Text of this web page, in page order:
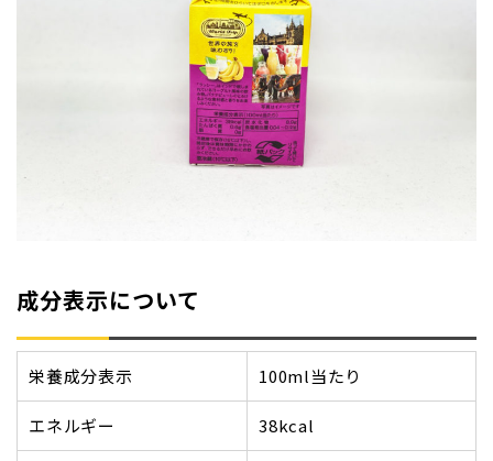
成分表示について
栄養成分表示 100ml当たり
エネルギー 38kcal